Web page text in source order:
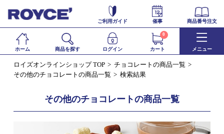
ご利用ガイド 催事 商品番号注文
ホーム 商品を探す ログイン カート
0
メニュー
ロイズオンラインショップ TOP
チョコレートの商品一覧
その他のチョコレートの商品一覧
検索結果
その他のチョコレートの商品一覧